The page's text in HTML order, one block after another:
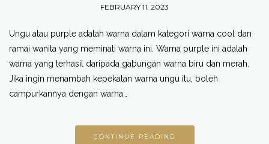
FEBRUARY 11, 2023
Ungu atau purple adalah warna dalam kategori warna cool dan
ramai wanita yang meminati warna ini. Warna purple ini adalah
warna yang terhasil daripada gabungan warna biru dan merah.
Jika ingin menambah kepekatan warna ungu itu, boleh
campurkannya dengan warna…
CONTINUE READING